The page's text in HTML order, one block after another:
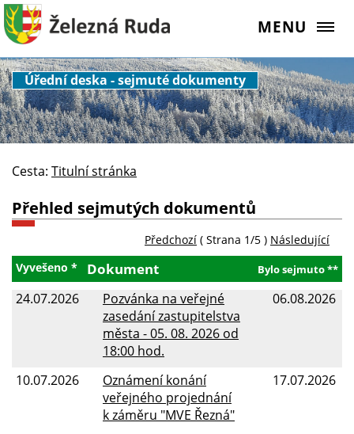
MENU
Úřední deska - sejmuté dokumenty
Cesta: Titulní stránka
Přehled sejmutých dokumentů
Předchozí ( Strana 1/5 ) Následující
Vyvešeno *
Bylo sejmuto **
Dokument
24.07.2026 06.08.2026
Pozvánka na veřejné
zasedání zastupitelstva
města - 05. 08. 2026 od
18:00 hod.
10.07.2026
17.07.2026
Oznámení konání
veřejného projednání
k záměru "MVE Řezná"